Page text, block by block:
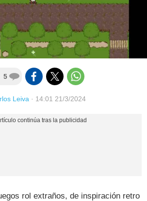
5
Leiva · 14:01 21/3/2024
rol extraños, de inspiración retro